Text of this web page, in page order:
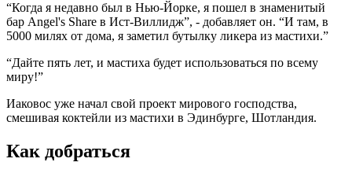
“Когда я недавно был в Нью-Йорке, я пошел в знаменитый
бар Angel's Share в Ист-Виллидж”, - добавляет он. “И там, в
5000 милях от дома, я заметил бутылку ликера из мастихи.”
“Дайте пять лет, и мастиха будет использоваться по всему
миру!”
Иаковос уже начал свой проект мирового господства,
смешивая коктейли из мастихи в Эдинбурге, Шотландия.
Как добраться